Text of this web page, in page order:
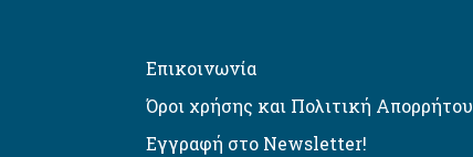
Επικοινωνία
Όροι χρήσης και Πολιτική Απορρήτου
Εγγραφή στο Newsletter!